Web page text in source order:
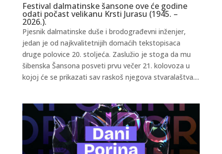
Festival dalmatinske šansone ove će godine
odati počast velikanu Krsti Jurasu (1945. –
2026.).
Pjesnik dalmatinske duše i brodograđevni inženjer,
jedan je od najkvalitetnijih domaćih tekstopisaca
druge polovice 20. stoljeća. Zaslužio je stoga da mu
šibenska Šansona posveti prvu večer 21. kolovoza u
kojoj će se prikazati sav raskoš njegova stvaralaštva....